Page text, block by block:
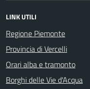
LINK UTILI
Regione Piemonte
Provincia di Vercelli
Orari alba e tramonto
Borghi delle Vie d'Acqua